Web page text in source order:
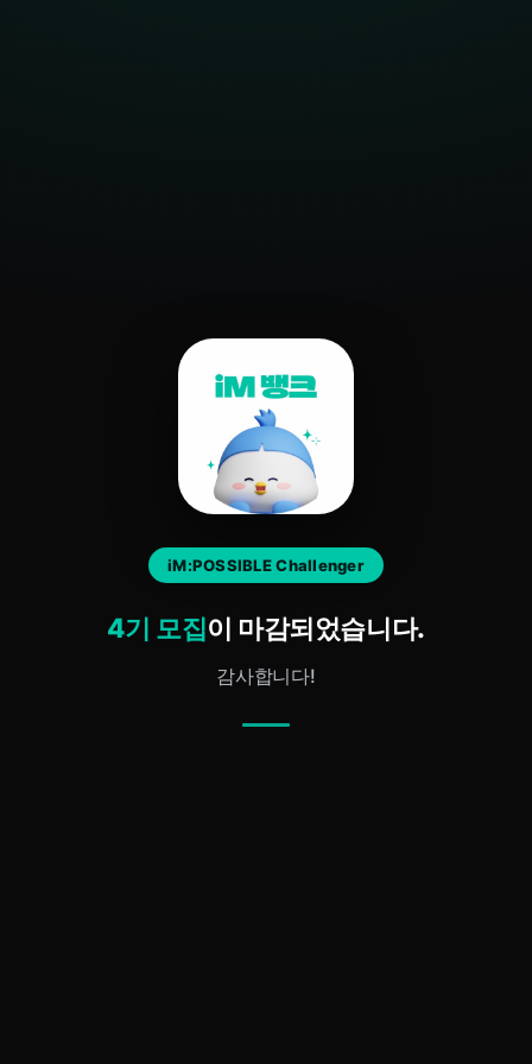
iM:POSSIBLE Challenger
4기 모집이 마감되었습니다.
감사합니다!